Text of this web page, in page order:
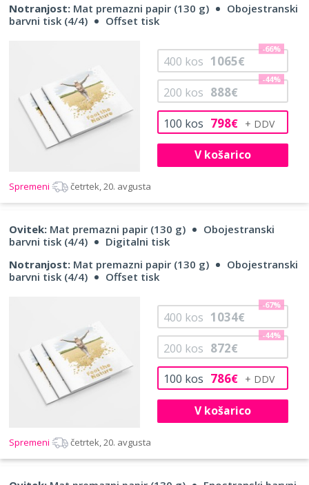
Notranjost: Mat premazni papir (130 g)
Obojestranski
barvni tisk (4/4)
Offset tisk
100 kos 798€
200 kos 888€
-44%
400 kos 1065€
-66%
V košarico
Spremeni četrtek, 20. avgusta
Ovitek: Mat premazni papir (130 g)
Obojestranski
barvni tisk (4/4)
Digitalni tisk
Notranjost: Mat premazni papir (130 g)
Obojestranski
barvni tisk (4/4)
Offset tisk
100 kos 786€
200 kos 872€
-44%
400 kos 1034€
-67%
V košarico
Spremeni četrtek, 20. avgusta